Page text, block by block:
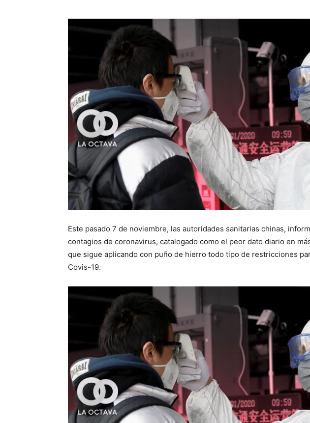
Este pasado 7 de noviembre, las autoridades sanitarias chinas,
contagios de coronavirus, catalogado como el peor dato diario en
que sigue aplicando con puño de hierro todo tipo de restricciones
Covis-19.